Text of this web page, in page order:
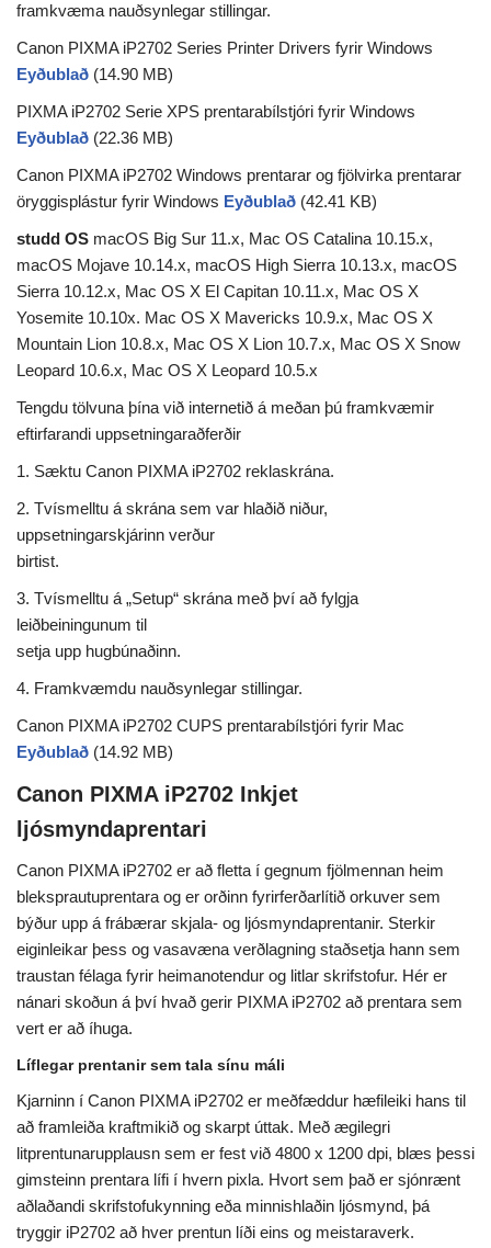
framkvæma nauðsynlegar stillingar.
Canon PIXMA iP2702 Series Printer Drivers fyrir Windows
Eyðublað (14.90 MB)
PIXMA iP2702 Serie XPS prentarabílstjóri fyrir Windows
Eyðublað (22.36 MB)
Canon PIXMA iP2702 Windows prentarar og fjölvirka prentarar
öryggisplástur fyrir Windows Eyðublað (42.41 KB)
studd OS macOS Big Sur 11.x, Mac OS Catalina 10.15.x,
macOS Mojave 10.14.x, macOS High Sierra 10.13.x, macOS
Sierra 10.12.x, Mac OS X El Capitan 10.11.x, Mac OS X
Yosemite 10.10x. Mac OS X Mavericks 10.9.x, Mac OS X
Mountain Lion 10.8.x, Mac OS X Lion 10.7.x, Mac OS X Snow
Leopard 10.6.x, Mac OS X Leopard 10.5.x
Tengdu tölvuna þína við internetið á meðan þú framkvæmir
eftirfarandi uppsetningaraðferðir
1. Sæktu Canon PIXMA iP2702 reklaskrána.
2. Tvísmelltu á skrána sem var hlaðið niður,
uppsetningarskjárinn verður
birtist.
3. Tvísmelltu á „Setup“ skrána með því að fylgja
leiðbeiningunum til
setja upp hugbúnaðinn.
4. Framkvæmdu nauðsynlegar stillingar.
Canon PIXMA iP2702 CUPS prentarabílstjóri fyrir Mac
Eyðublað (14.92 MB)
Canon PIXMA iP2702 Inkjet
ljósmyndaprentari
Canon PIXMA iP2702 er að fletta í gegnum fjölmennan heim
bleksprautuprentara og er orðinn fyrirferðarlítið orkuver sem
býður upp á frábærar skjala- og ljósmyndaprentanir. Sterkir
eiginleikar þess og vasavæna verðlagning staðsetja hann sem
traustan félaga fyrir heimanotendur og litlar skrifstofur. Hér er
nánari skoðun á því hvað gerir PIXMA iP2702 að prentara sem
vert er að íhuga.
Líflegar prentanir sem tala sínu máli
Kjarninn í Canon PIXMA iP2702 er meðfæddur hæfileiki hans til
að framleiða kraftmikið og skarpt úttak. Með ægilegri
litprentunarupplausn sem er fest við 4800 x 1200 dpi, blæs þessi
gimsteinn prentara lífi í hvern pixla. Hvort sem það er sjónrænt
aðlaðandi skrifstofukynning eða minnishlaðin ljósmynd, þá
tryggir iP2702 að hver prentun líði eins og meistaraverk.